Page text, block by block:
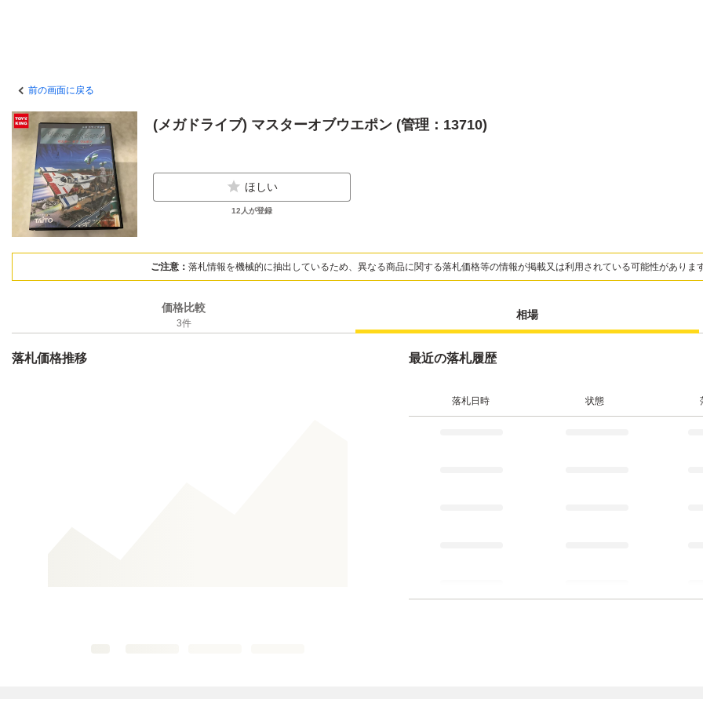
前の画面に戻る
(メガドライブ) マスターオブウエポン (管理：13710)
ほしい
12 人が登録
ご注意： 落札情報を機械的に抽出しているため、異なる商品に関する落札価格等の情報が掲載又は利用されている可能性がありま
価格比較
3件
相場
落札価格推移 最近の落札履歴
落札日時 状態